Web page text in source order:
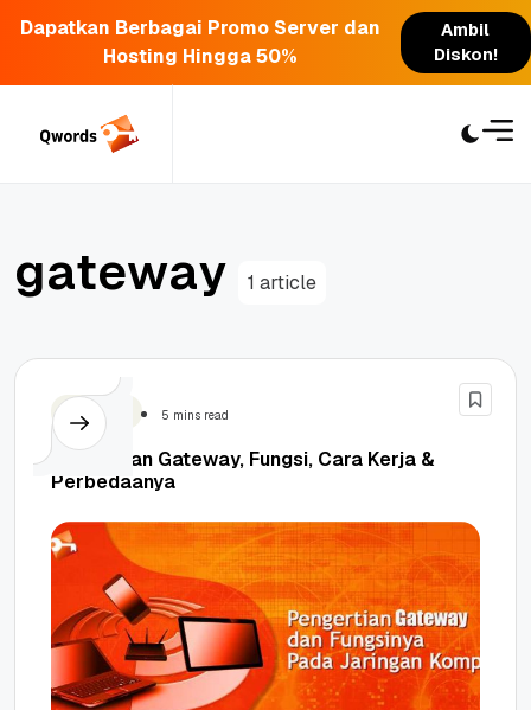
Dapatkan Berbagai Promo Server dan
Hosting Hingga 50%
Ambil
Diskon!
gateway 1 article
Teknologi 5 mins read
Pengertian Gateway, Fungsi, Cara Kerja &
Perbedaanya